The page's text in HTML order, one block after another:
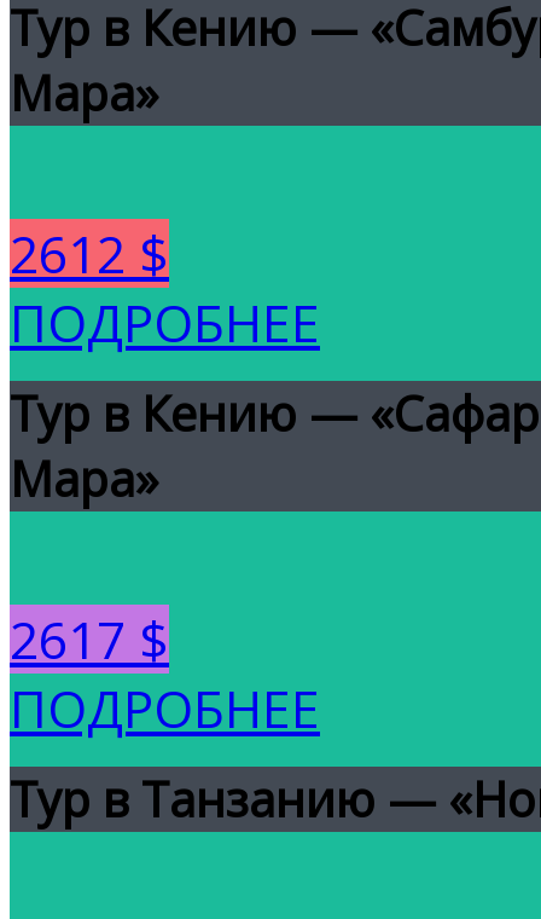
Тур в Кению —
Мара»
2612 $
ПОДРОБНЕЕ
Тур в Кению —
Мара»
2617 $
ПОДРОБНЕЕ
Тур в Танзанию —